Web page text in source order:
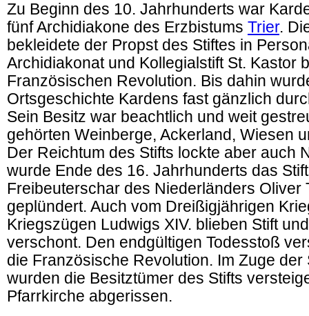
Zu Beginn des 10. Jahrhunderts war
fünf Archidiakone des Erzbistums Trier.
bekleidete der Propst des Stiftes in
Archidiakonat und Kollegialstift St. Kastor
Französischen Revolution. Bis dahin
Ortsgeschichte Kardens fast gänzlich
Sein Besitz war beachtlich und weit
gehörten Weinberge, Ackerland, Wiesen
Der Reichtum des Stifts lockte aber auch
wurde Ende des 16. Jahrhunderts das
Freibeuterschar des Niederländers Oliver
geplündert. Auch vom Dreißigjährigen
Kriegszügen Ludwigs XIV. blieben Stift
verschont. Den endgültigen Todesstoß
die Französische Revolution. Im Zuge der
wurden die Besitztümer des Stifts
Pfarrkirche abgerissen.